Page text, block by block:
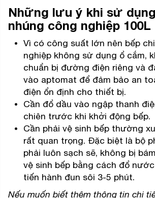
Những lưu ý khi sử
nhúng công nghiệp 100L
Vì có công suất lớn nên bếp
nghiệp không sử dụng ổ cắm,
chuẩn bị đường điện riêng và
vào aptomat để đảm bảo an
điện ổn định cho thiết bị.
Cần đổ dầu vào ngập thanh
chiên trước khi khởi động bếp.
Cần phải vệ sinh bếp thường
rất quan trọng. Đặc biệt là bộ
phải luôn sạch sẽ, không bị
vệ sinh bếp bằng cách đổ
tiến hành đun sôi 3-5 phút.
Nếu muốn biết thêm thông tin chi